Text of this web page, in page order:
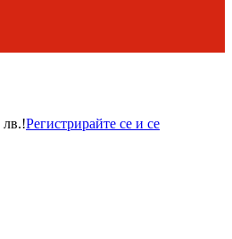
лв.!Регистрирайте се и се